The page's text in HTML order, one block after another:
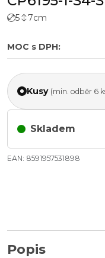
5 7cm
MOC s DPH:
Kusy (min. odběr 6
Skladem
EAN: 8591957531898
Popis